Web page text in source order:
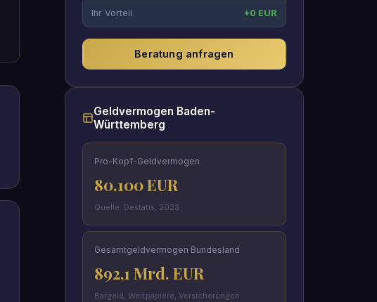
Ihr Vorteil +0 EUR
Beratung anfragen
Geldvermogen Baden-
Württemberg
Pro-Kopf-Geldvermogen
80.100 EUR
Quelle: Destatis, 2023
Gesamtgeldvermogen Bundesland
892,1 Mrd. EUR
Bargeld, Wertpapiere, Versicherungen